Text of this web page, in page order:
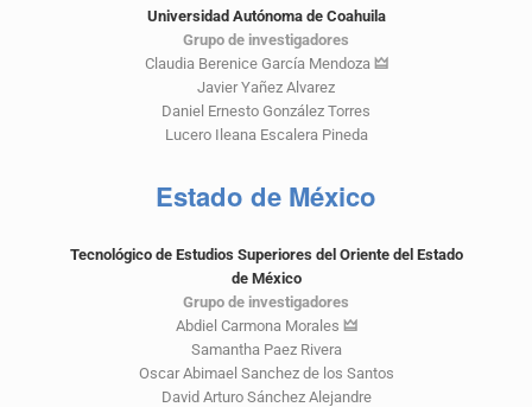
Universidad Autónoma de Coahuila
Grupo de investigadores
Claudia Berenice García Mendoza 🜲
Javier Yañez Alvarez
Daniel Ernesto González Torres
Lucero Ileana Escalera Pineda
Estado de México
Tecnológico de Estudios Superiores del Oriente del Estado
de México
Grupo de investigadores
Abdiel Carmona Morales 🜲
Samantha Paez Rivera
Oscar Abimael Sanchez de los Santos
David Arturo Sánchez Alejandre